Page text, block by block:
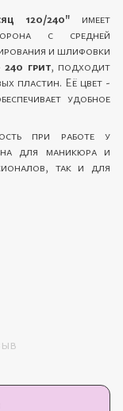
120/240" имеет
с средней
и шлифовки
240 грит, подходит
пластин. Её цвет -
удобное
при работе у
для маникюра и
так и для